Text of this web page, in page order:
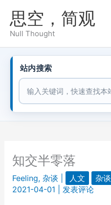
思空，简观
Null Thought
站内搜索
站内搜索
知交半零落
Feeling, 杂谈 人文 杂谈
2021-04-01
发表评论